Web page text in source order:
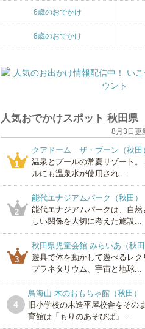
6歳のおでかけ
8歳のおでかけ
人気おでかけスポット 秋田県
8月3日更
1
クアドーム ザ・ブーン（秋田）
温泉とプールの常夏リゾート
ルにも温泉水が使用され...
2
能代エナジアムパーク（秋田）
能代エナジアムパークは、自
しい関係を大切に考えた施設...
3
秋田県児童会館 みらいあ（秋田
遊具で体を動かして遊べるレク
プラネタリウム、宇宙と地球...
4
鳥海山 木のおもちゃ館（秋田）
旧小学校の木造平屋校舎をその
育館は「もりのあそびば」...